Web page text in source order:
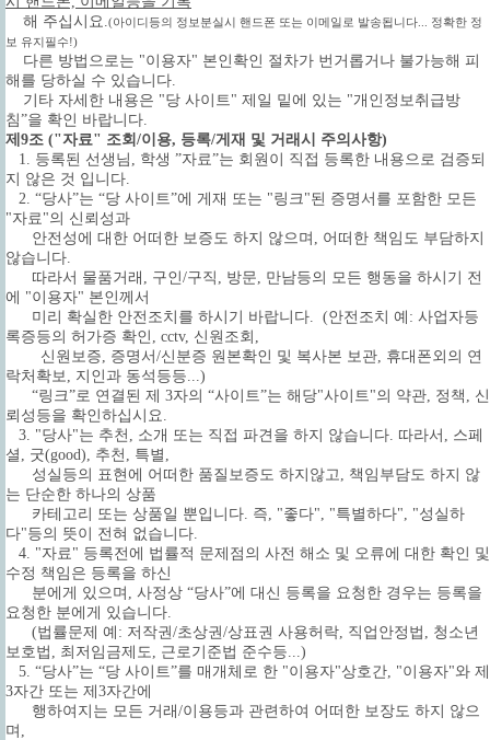
해 주십시요.(아이디등의 정보분실시 핸드폰 또는 이메일로 발송됩니다... 정확한 정
보 유지필수!)
다른 방법으로는 "이용자" 본인확인 절차가 번거롭거나 불가능해 피
해를 당하실 수 있습니다.
기타 자세한 내용은 "당 사이트" 제일 밑에 있는 "개인정보취급방
침”을 확인 바랍니다.
제9조 ("자료" 조회/이용, 등록/게재 및 거래시 주의사항)
1. 등록된 선생님, 학생 ”자료”는 회원이 직접 등록한 내용으로 검증되
지 않은 것 입니다.
2. “당사”는 “당 사이트”에 게재 또는 "링크"된 증명서를 포함한 모든
"자료"의 신뢰성과
안전성에 대한 어떠한 보증도 하지 않으며, 어떠한 책임도 부담하지
않습니다.
따라서 물품거래, 구인/구직, 방문, 만남등의 모든 행동을 하시기 전
에 "이용자" 본인께서
미리 확실한 안전조치를 하시기 바랍니다. (안전조치 예: 사업자등
록증등의 허가증 확인, cctv, 신원조회,
신원보증, 증명서/신분증 원본확인 및 복사본 보관, 휴대폰외의 연
락처확보, 지인과 동석등등...)
“링크”로 연결된 제 3자의 “사이트”는 해당"사이트"의 약관, 정책, 신
뢰성등을 확인하십시요.
3. "당사"는 추천, 소개 또는 직접 파견을 하지 않습니다. 따라서, 스페
셜, 굿(good), 추천, 특별,
성실등의 표현에 어떠한 품질보증도 하지않고, 책임부담도 하지 않
는 단순한 하나의 상품
카테고리 또는 상품일 뿐입니다. 즉, "좋다", "특별하다", "성실하
다"등의 뜻이 전혀 없습니다.
4. "자료" 등록전에 법률적 문제점의 사전 해소 및 오류에 대한 확인 및
수정 책임은 등록을 하신
분에게 있으며, 사정상 “당사”에 대신 등록을 요청한 경우는 등록을
요청한 분에게 있습니다.
(법률문제 예: 저작권/초상권/상표권 사용허락, 직업안정법, 청소년
보호법, 최저임금제도, 근로기준법 준수등...)
5. “당사”는 “당 사이트”를 매개체로 한 "이용자"상호간, "이용자"와 제
3자간 또는 제3자간에
행하여지는 모든 거래/이용등과 관련하여 어떠한 보장도 하지 않으
며,